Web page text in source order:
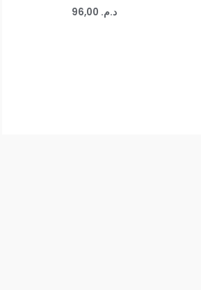
د.م.